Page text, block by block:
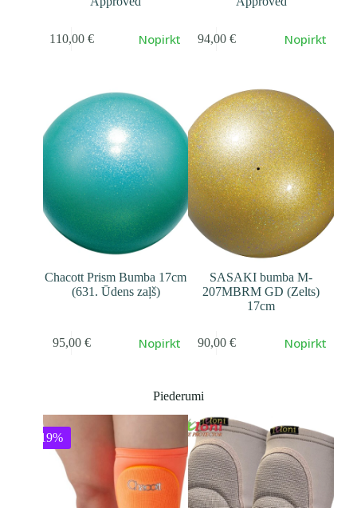
110,00 € Nopirkt 94,00 € Nopirkt
Chacott Prism Bumba 17cm
(631. Ūdens zaļš)
95,00 € Nopirkt
SASAKI bumba M-
207MBRM GD (Zelts)
17cm
90,00 € Nopirkt
Piederumi
-19%